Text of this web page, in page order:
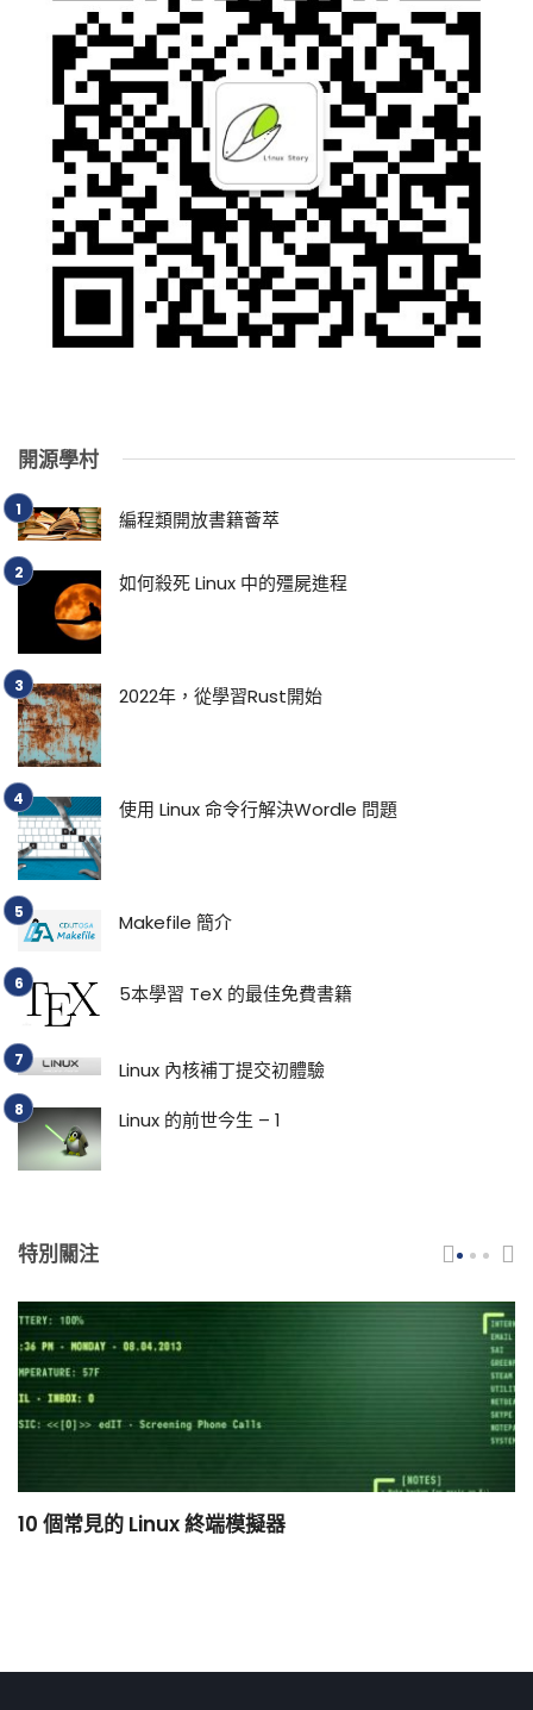
開源學村
編程類開放書籍薈萃
如何殺死 Linux 中的殭屍進程
2022年，從學習Rust開始
使用 Linux 命令行解決Wordle 問題
Makefile 簡介
5本學習 TeX 的最佳免費書籍
Linux 內核補丁提交初體驗
Linux 的前世今生 – 1
特別關注
10 個常見的 Linux 終端模擬器